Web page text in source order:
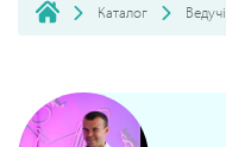
Каталог Ведучі